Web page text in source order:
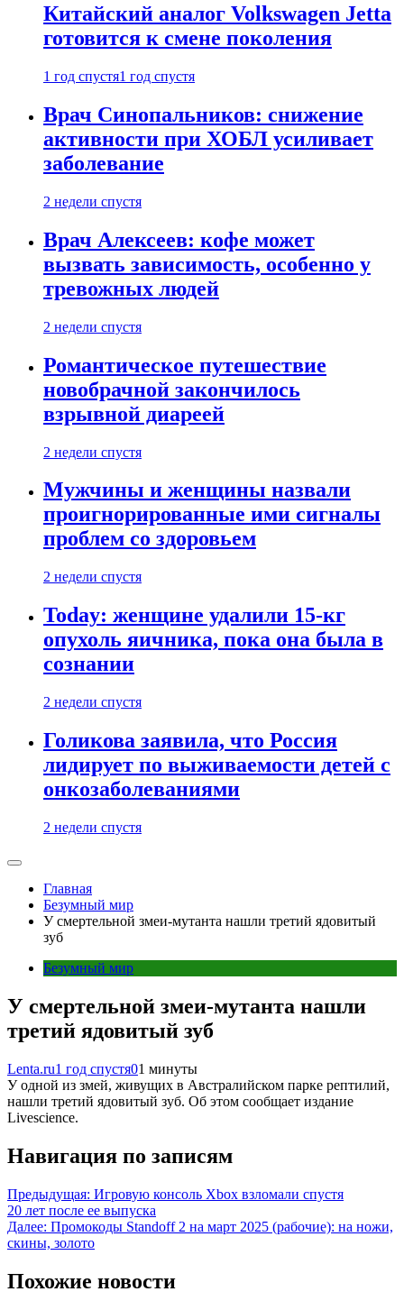
Китайский аналог Volkswagen Jetta
готовится к смене поколения
1 год спустя1 год спустя
Врач Синопальников: снижение
активности при ХОБЛ усиливает
заболевание
2 недели спустя
Врач Алексеев: кофе может
вызвать зависимость, особенно у
тревожных людей
2 недели спустя
Романтическое путешествие
новобрачной закончилось
взрывной диареей
2 недели спустя
Мужчины и женщины назвали
проигнорированные ими сигналы
проблем со здоровьем
2 недели спустя
Today: женщине удалили 15-кг
опухоль яичника, пока она была в
сознании
2 недели спустя
Голикова заявила, что Россия
лидирует по выживаемости детей с
онкозаболеваниями
2 недели спустя
Главная
Безумный мир
У смертельной змеи-мутанта нашли третий ядовитый
зуб
Безумный мир
У смертельной змеи-мутанта нашли
третий ядовитый зуб
Lenta.ru1 год спустя01 минуты
У одной из змей, живущих в Австралийском парке рептилий,
нашли третий ядовитый зуб. Об этом сообщает издание
Livescience.
Навигация по записям
Предыдущая: Игровую консоль Xbox взломали спустя
20 лет после ее выпуска
Далее: Промокоды Standoff 2 на март 2025 (рабочие): на ножи,
скины, золото
Похожие новости